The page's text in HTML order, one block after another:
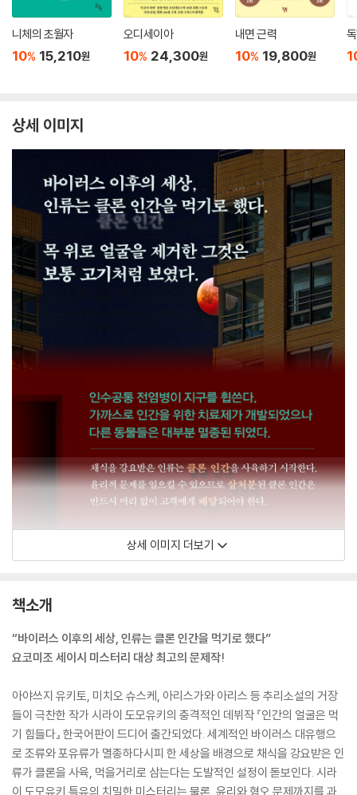
니체의 초월자
10% 15,210원
오디세이아
10% 24,300원
내면 근력
10% 19,800원
상세 이미지
상세 이미지 더보기
책소개
“바이러스 이후의 세상, 인류는 클론 인간을 먹기로 했다”
요코미조 세이시 미스터리 대상 최고의 문제작!
아야쓰지 유키토, 미치오 슈스케, 아리스가와 아리스 등 추리소설의 거장
들이 극찬한 작가 시라이 도모유키의 충격적인 데뷔작 『인간의 얼굴은 먹
기 힘들다』 한국어판이 드디어 출간되었다. 세계적인 바이러스 대유행으
로 조류와 포유류가 멸종하다시피 한 세상을 배경으로 채식을 강요받은 인
류가 클론을 사육, 먹을거리로 삼는다는 도발적인 설정이 돋보인다. 시라
이 도모유키 특유의 치밀한 미스터리는 물론, 윤리와 혐오 문제까지를 과